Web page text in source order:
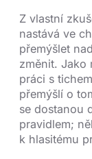
Z vlastní
nastává ve
přemýšlet
změnit. Jako
práci s
přemýšlí o
se dostanou
pravidlem;
k hlasitému